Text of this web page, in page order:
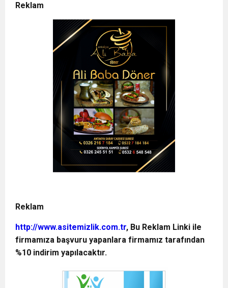
Reklam
Reklam
http://www.asitemizlik.com.tr, Bu Reklam Linki ile
firmamıza başvuru yapanlara firmamız tarafından
%10 indirim yapılacaktır.